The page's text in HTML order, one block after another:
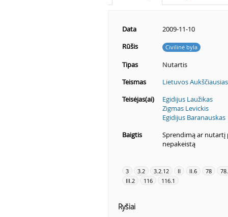
Data
2009-11-10
Rūšis
Civilinė byla
Tipas
Nutartis
Teismas
Lietuvos
Teisėjas(ai)
Egidijus Laužikas
Zigmas Levickis
Egidijus Baranauskas
Baigtis
Sprendimą ar nutartį
nepakeistą
3 3.2 3.2.12 II II.6 78
III.2
116 116.1
Ryšiai